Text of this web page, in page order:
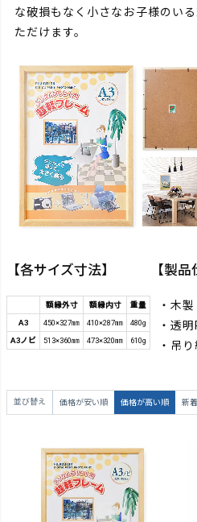
な破損もなく小さなお子様のい
ただけます。
【各サイズ寸法】
額縁外寸 額縁内寸
重量
A3
450×327㎜ 410×287㎜
480g
A3ノビ
513×360㎜ 473×320㎜ 610g
【製品
・木製
・透
・吊
並び替え 価格が安い順 価格が高い順 新